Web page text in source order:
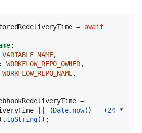
= await
,
: WORKFLOW_REPO_OWNER,
WORKFLOW_REPO_NAME,
=
|| (Date. now() - (24
toString();